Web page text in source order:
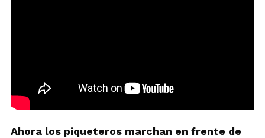
Ahora los piqueteros marchan en frente de